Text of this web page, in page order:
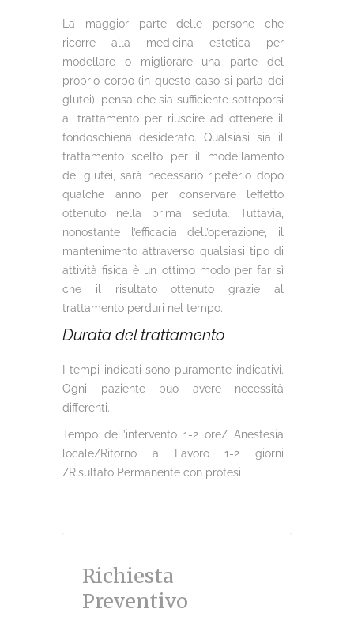
La maggior parte delle persone che
ricorre alla medicina estetica per
modellare o migliorare una parte del
proprio corpo (in questo caso si parla dei
glutei), pensa che sia sufficiente sottoporsi
al trattamento per riuscire ad ottenere il
fondoschiena desiderato. Qualsiasi sia il
trattamento scelto per il modellamento
dei glutei, sarà necessario ripeterlo dopo
qualche anno per conservare l’effetto
ottenuto nella prima seduta. Tuttavia,
nonostante l’efficacia dell’operazione, il
mantenimento attraverso qualsiasi tipo di
attività fisica è un ottimo modo per far sì
che il risultato ottenuto grazie al
trattamento perduri nel tempo.
Durata del trattamento
I tempi indicati sono puramente indicativi.
Ogni paziente può avere necessità
differenti.
Tempo dell’intervento 1-2 ore/ Anestesia
locale/Ritorno a Lavoro 1-2 giorni
/Risultato Permanente con protesi
Richiesta
Preventivo